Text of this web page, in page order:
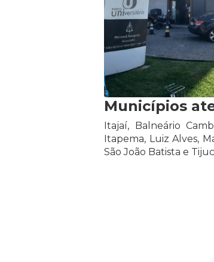
Municípios
Itajaí, Balneário
Itapema, Luiz Alves,
São João Batista e